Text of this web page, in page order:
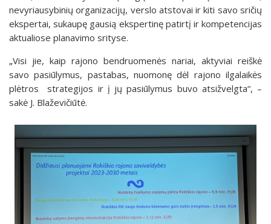
nevyriausybinių organizacijų, verslo atstovai ir kiti savo sričių
ekspertai, sukaupę gausią ekspertinę patirtį ir kompetencijas
aktualiose planavimo srityse.
„Visi jie, kaip rajono bendruomenės nariai, aktyviai reiškė
savo pasiūlymus, pastabas, nuomonę dėl rajono ilgalaikės
plėtros strategijos ir į jų pasiūlymus buvo atsižvelgta“, –
sakė J. Blaževičiūtė.